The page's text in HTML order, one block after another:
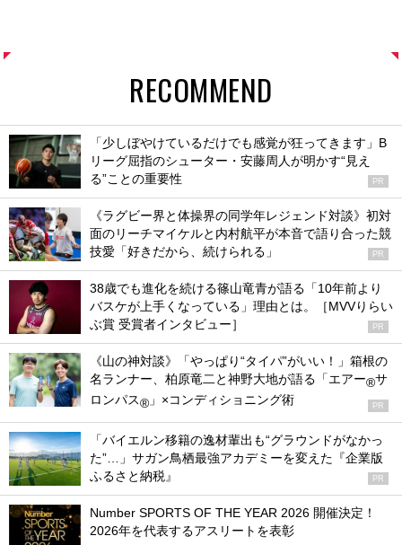
RECOMMEND
「少しぼやけているだけでも感覚が狂ってきます」B
リーグ屈指のシューター・安藤周人が明かす“見え
る”ことの重要性
PR
《ラグビー界と体操界の同学年レジェンド対談》初対
面のリーチマイケルと内村航平が本音で語り合った競
技愛「好きだから、続けられる」
PR
38歳でも進化を続ける篠山竜青が語る「10年前より
バスケが上手くなっている」理由とは。［MVVりらい
ぶ賞 受賞者インタビュー］
PR
《山の神対談》「やっぱり“タイパ”がいい！」箱根の
名ランナー、柏原竜二と神野大地が語る「エアー®サ
ロンパス® 」×コンディショニング術 PR
「バイエルン移籍の逸材輩出も“グラウンドがなかっ
た”…」サガン鳥栖最強アカデミーを変えた『企業版
ふるさと納税』
PR
Number SPORTS OF THE YEAR 2026 開催決定！
2026年を代表するアスリートを表彰